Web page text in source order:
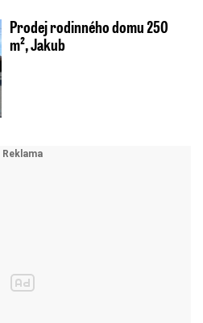
Prodej rodinného domu 250
m², Jakub